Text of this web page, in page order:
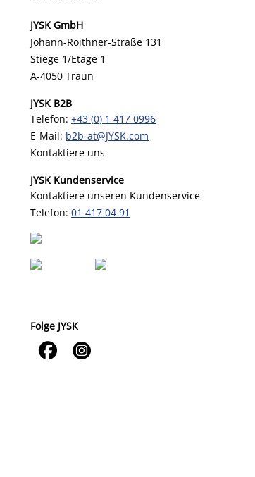
JYSK GmbH
Johann-Roithner-Straße 131
Stiege 1/Etage 1
A-4050 Traun
JYSK B2B
Telefon: +43 (0) 1 417 0996
E-Mail: b2b-at@JYSK.com
Kontaktiere uns
JYSK Kundenservice
Kontaktiere unseren Kundenservice
Telefon: 01 417 04 91
Folge JYSK
 